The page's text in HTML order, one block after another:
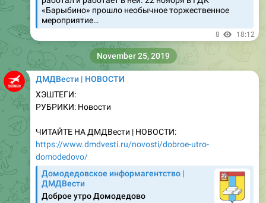
8
ДМДВести | НОВОСТИ
ХЭШТЕГИ:
РУБРИКИ: Новости
ЧИТАЙТЕ НА ДМДВести | НОВОСТИ:
domodedovo/
Домодедовское информагентство |
ДМДВести
Доброе утро Домодедово
07:04
November 25, 2019